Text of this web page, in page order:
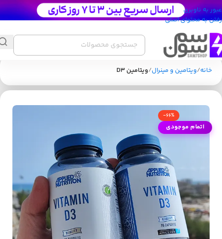
عبور به ناوبری
رفتن به محتوای اصلی
خانه ویتامین و مینرال ویتامین D3
-66%
اتمام موجودی